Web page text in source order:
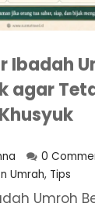
Ibadah
agar
0
Umrah, Tips
Umroh